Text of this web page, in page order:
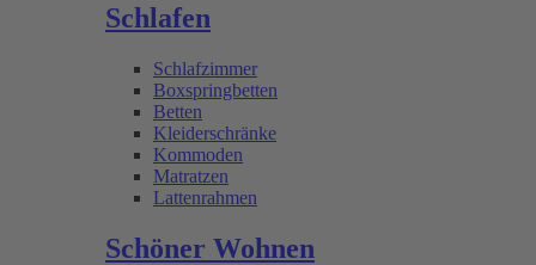
Schlafen
Schlafzimmer
Boxspringbetten
Betten
Kleiderschränke
Kommoden
Matratzen
Lattenrahmen
Schöner Wohnen